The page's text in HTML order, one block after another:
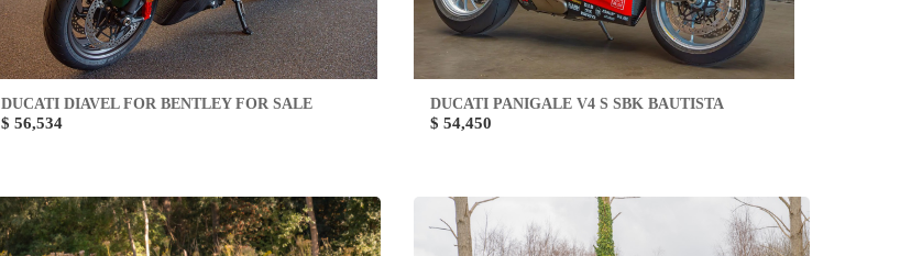
DUCATI DIAVEL FOR BENTLEY FOR SALE
$ 56,534
DUCATI PANIGALE V4 S SBK BAUTISTA
$ 54,450